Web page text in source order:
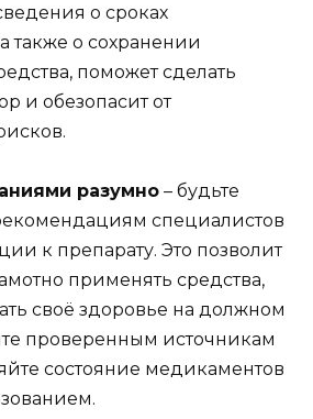
о сроках
также о сохранении
поможет сделать
и обезопасит от
разумно – будьте
специалистов
к препарату. Это позволит
применять средства,
своё здоровье на должном
проверенным источникам
состояние медикаментов